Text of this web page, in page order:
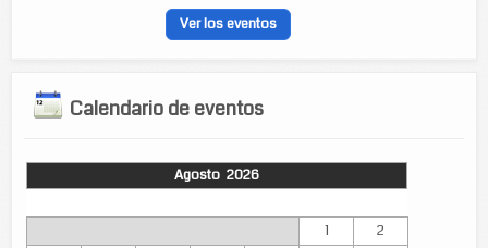
Ver los eventos
Calendario de eventos
Agosto 2026
1
2